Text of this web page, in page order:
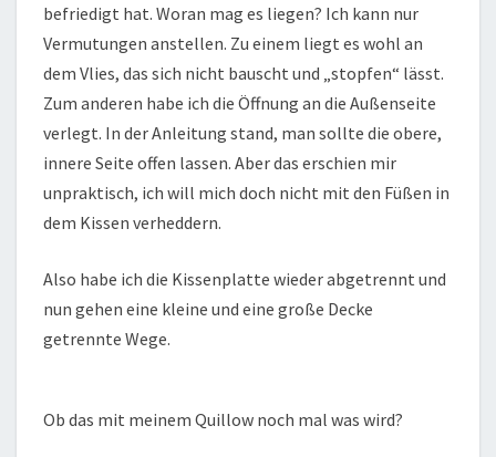
befriedigt hat. Woran mag es liegen? Ich kann nur
Vermutungen anstellen. Zu einem liegt es wohl an
dem Vlies, das sich nicht bauscht und „stopfen“ lässt.
Zum anderen habe ich die Öffnung an die Außenseite
verlegt. In der Anleitung stand, man sollte die obere,
innere Seite offen lassen. Aber das erschien mir
unpraktisch, ich will mich doch nicht mit den Füßen in
dem Kissen verheddern.
Also habe ich die Kissenplatte wieder abgetrennt und
nun gehen eine kleine und eine große Decke
getrennte Wege.
Ob das mit meinem Quillow noch mal was wird?